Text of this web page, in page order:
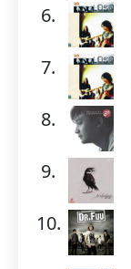
6.
7.
8.
9.
10.